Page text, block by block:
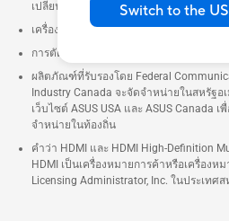
Switch to the
เปลี่ยนแปลงอยู่ตลอดเวลา
เครื่องหมายการค้า และ ผลิตภัณฑ์ เป็นลิข
การตัดสินของเอซุส ถือเป็นที่สิ้นสุด
ผลิตภัณฑ์ที่รับรองโดย Federal
Industry Canada จะจัดจำหน่ายในสหรัฐ
เว็บไซต์ ASUS USA และ ASUS
จำหน่ายในท้องถิ่น
คำว่า HDMI และ HDMI High-Definition
HDMI เป็นเครื่องหมายการค้าหรือเครื่องห
Licensing Administrator, Inc. ในประเทศ